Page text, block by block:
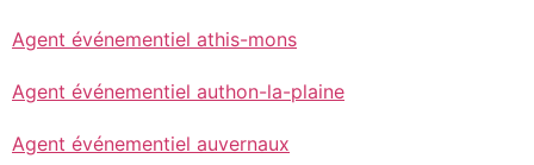
Agent événementiel athis-mons
Agent événementiel authon-la-plaine
Agent événementiel auvernaux